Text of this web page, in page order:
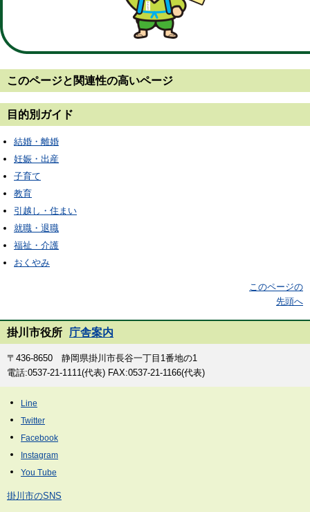
このページと 関連性の高いページ
目的別ガイド
結婚・離婚
妊娠・出産
子育て
教育
引越し・住まい
就職・退職
福祉・介護
おくやみ
このページの
先頭へ
掛川市役所 庁舎案内
〒436-8650 静岡県掛川市長谷一丁目1番地の1
電話:0537-21-1111(代表) FAX:0537-21-1166(代表)
掛川市のSNS